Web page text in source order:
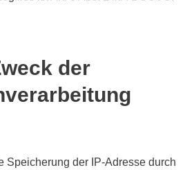
der
Speicherung der IP-Adresse durch